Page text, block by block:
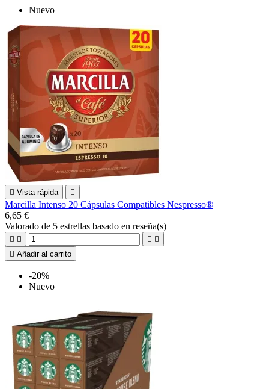
Nuevo
 Vista rápida 
Marcilla Intenso 20 Cápsulas Compatibles Nespresso®
6,65 €
Valorado de 5 estrellas basado en reseña(s)
   
 Añadir al carrito
-20%
Nuevo